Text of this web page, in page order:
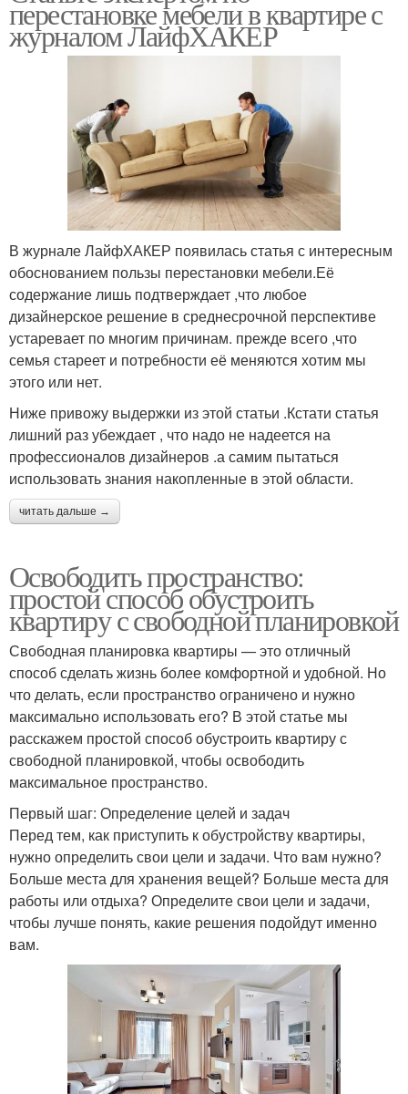
перестановке мебели в квартире с
журналом ЛайфХАКЕР
В журнале ЛайфХАКЕР появилась статья с интересным
обоснованием пользы перестановки мебели.Её
содержание лишь подтверждает ,что любое
дизайнерское решение в среднесрочной перспективе
устаревает по многим причинам. прежде всего ,что
семья стареет и потребности её меняются хотим мы
этого или нет.
Ниже привожу выдержки из этой статьи .Кстати статья
лишний раз убеждает , что надо не надеется на
профессионалов дизайнеров .а самим пытаться
использовать знания накопленные в этой области.
читать дальше →
Освободить пространство:
простой способ обустроить
квартиру с свободной планировкой
Свободная планировка квартиры — это отличный
способ сделать жизнь более комфортной и удобной. Но
что делать, если пространство ограничено и нужно
максимально использовать его? В этой статье мы
расскажем простой способ обустроить квартиру с
свободной планировкой, чтобы освободить
максимальное пространство.
Первый шаг: Определение целей и задач
Перед тем, как приступить к обустройству квартиры,
нужно определить свои цели и задачи. Что вам нужно?
Больше места для хранения вещей? Больше места для
работы или отдыха? Определите свои цели и задачи,
чтобы лучше понять, какие решения подойдут именно
вам.